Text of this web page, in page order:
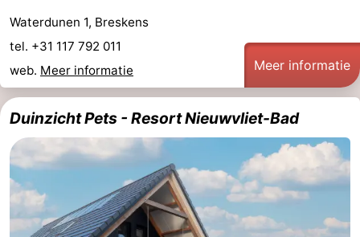
Waterdunen 1, Breskens
tel. +31 117 792 011
web. Meer informatie Meer informatie
Duinzicht Pets - Resort Nieuwvliet-Bad